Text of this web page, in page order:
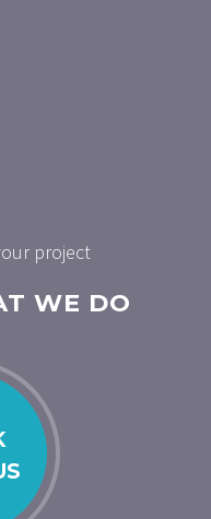
project
WE DO